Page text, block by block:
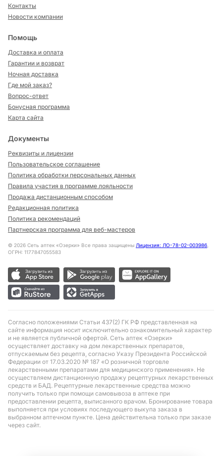
Контакты
Новости компании
Помощь
Доставка и оплата
Гарантии и возврат
Ночная доставка
Где мой заказ?
Вопрос-ответ
Бонусная программа
Карта сайта
Документы
Реквизиты и лицензии
Пользовательское соглашение
Политика обработки персональных данных
Правила участия в программе лояльности
Продажа дистанционным способом
Редакционная политика
Политика рекомендаций
Партнерская программа для веб-мастеров
© 2026 Сеть аптек «Озерки» Все права защищены Лицензия: ЛО-78-02-003986,
ОГРН: 1177847055583
Согласно положениями Статьи 437(2) ГК РФ представленная на
сайте информация носит исключительно ознакомительный характер
и не является публичной офертой. Сеть аптек «Озерки»
осуществляет доставку на дом лекарственных препаратов,
отпускаемым без рецепта, согласно Указу Президента Российской
Федерации от 17.03.2020 № 187 «О розничной торговле
лекарственными препаратами для медицинского применения». Не
осуществляем дистанционную продажу рецептурных лекарственных
средств и БАД. Рецептурные лекарственные средства можно
получить только при помощи самовывоза в аптеке при
предоставлении рецепта, выписанного врачом. Бронирование товара
выполняется при условиях последующего выкупа заказа в
выбранном аптечном пункте. Цена действительна только при заказе
через сайт.